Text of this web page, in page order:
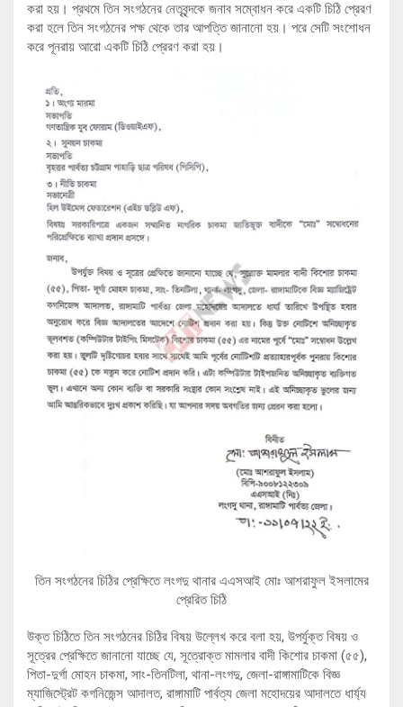
করা হয়। প্রথমে তিন সংগঠনের নেতৃবৃন্দকে জনাব সম্বোধন করে একটি চিঠি প্রেরণ
করা হলে তিন সংগঠনের পক্ষ থেকে তার আপত্তি জানানো হয়। পরে সেটি সংশোধন
করে পূনরায় আরো একটি চিঠি প্রেরণ করা হয়।
তিন সংগঠনের চিঠির প্রেক্ষিতে লংগদু থানার এএসআই মোঃ আশরাফুল ইসলামের
প্রেরিত চিঠি
উক্ত চিঠিতে তিন সংগঠনের চিঠির বিষয় উল্লেখ করে বলা হয়, উপর্যুক্ত বিষয় ও
সূত্রের প্রেক্ষিতে জানানো যাচ্ছে যে, সূত্রোক্ত মামলার বাদী কিশোর চাকমা (৫৫),
পিতা-দুর্গা মোহন চাকমা, সাং-তিনটিলা, থানা-লংগদু, জেলা-রাঙ্গামাটিকে বিজ্ঞ
ম্যাজিস্ট্রেট কগনিজেন্স আদালত, রাঙ্গামাটি পার্বত্য জেলা মহোদয়ের আদালতে ধার্য্য